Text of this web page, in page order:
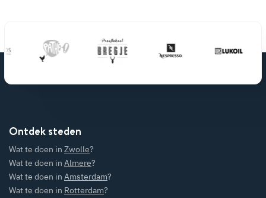
Ontdek steden
Wat te doen in Zwolle?
Wat te doen in Almere?
Wat te doen in Amsterdam?
Wat te doen in Rotterdam?